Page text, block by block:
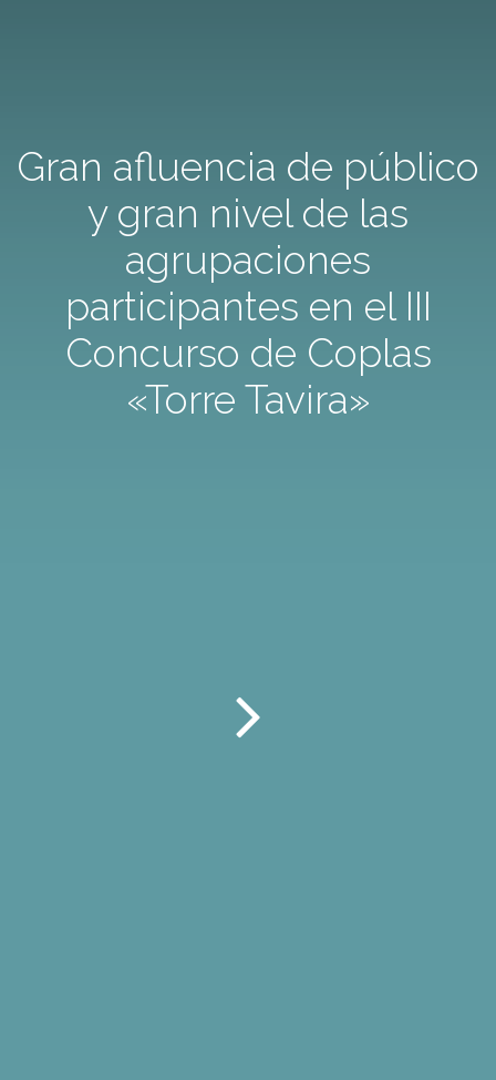
Gran afluencia de público
y gran nivel de las
agrupaciones
participantes en el III
Concurso de Coplas
«Torre Tavira»